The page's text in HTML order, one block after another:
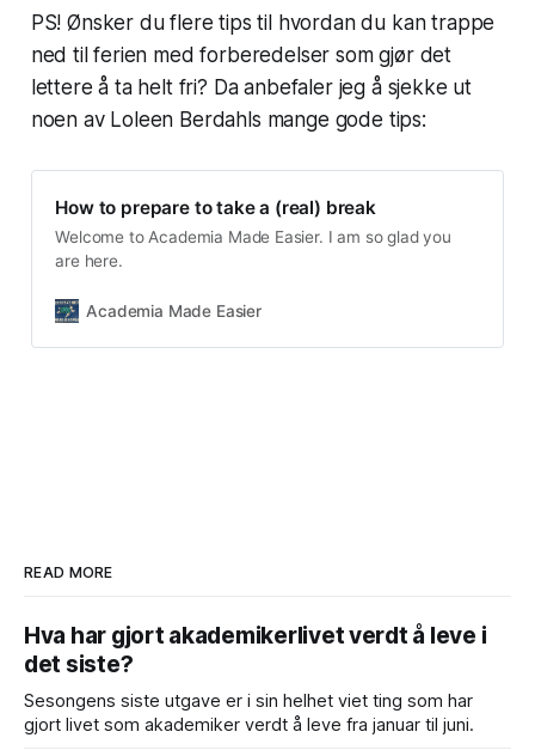
PS! Ønsker du flere tips til hvordan du kan trappe
ned til ferien med forberedelser som gjør det
lettere å ta helt fri? Da anbefaler jeg å sjekke ut
noen av Loleen Berdahls mange gode tips:
How to prepare to take a (real) break
Welcome to Academia Made Easier. I am so glad you
are here.
Academia Made Easier
READ MORE
Hva har gjort akademikerlivet verdt å leve i
det siste?
Sesongens siste utgave er i sin helhet viet ting som har
gjort livet som akademiker verdt å leve fra januar til juni.